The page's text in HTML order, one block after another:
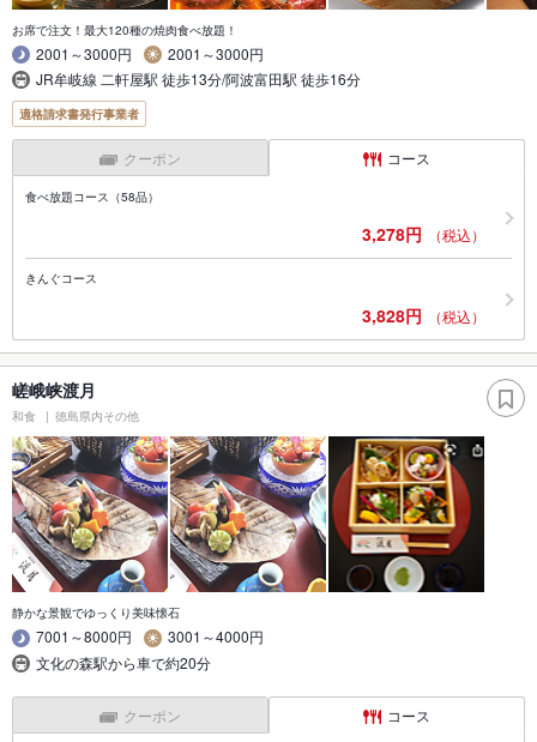
お席で注文！最大120種の焼肉食べ放題！
2001～3000円
2001～3000円
JR牟岐線 二軒屋駅 徒歩13分/阿波富田駅 徒歩16分
適格請求書発行事業者
クーポン コース
食べ放題コース（58品）
3,278円 （税込）
きんぐコース
3,828円 （税込）
嵯峨峡渡月
和食 徳島県内その他
静かな景観でゆっくり美味懐石
7001～8000円
3001～4000円
文化の森駅から車で約20分
クーポン コース